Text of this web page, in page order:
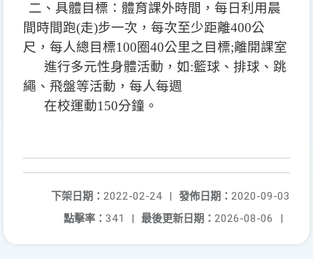
二、具體目標：體育課外時間，每日利用晨
間時間跑(走)步一次，每次至少距離400公
尺，每人總目標100圈40公里之目標;離開課室
進行多元性身體活動，如:籃球、排球、跳
繩、飛盤等活動，每人每週
在校運動150分鐘。
發佈日期： 2020-09-03
下架日期： 2022-02-24
|
最後更新日期： 2026-08-06 |
點擊率： 341 |